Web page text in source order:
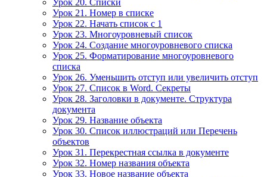
Урок 20. Списки
Урок 21. Номер в списке
Урок 22. Начать список с 1
Урок 23. Многоуровневый список
Урок 24. Создание многоуровневого списка
Урок 25. Форматирование многоуровневого
списка
Урок 26. Уменьшить отступ или увеличить отступ
Урок 27. Список в Word. Секреты
Урок 28. Заголовки в документе. Структура
документа
Урок 29. Название объекта
Урок 30. Список иллюстраций или Перечень
объектов
Урок 31. Перекрестная ссылка в документе
Урок 32. Номер названия объекта
Урок 33. Новое название объекта